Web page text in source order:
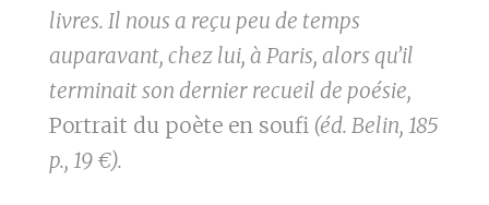
livres. Il nous a reçu peu de temps
auparavant, chez lui, à Paris, alors qu’il
terminait son dernier recueil de poésie,
Portrait du poète en soufi (éd. Belin, 185
p., 19 €).